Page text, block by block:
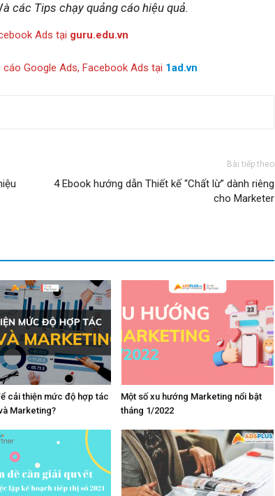
à các Tips chạy quảng cáo hiệu quả.
Ads tại guru.edu.vn
Google Ads, Facebook Ads tại 1ad.vn
Bài tiếp theo
4 Ebook hướng dẫn Thiết kế “Chất lừ” dành riêng
cho Marketer
cải thiện mức độ hợp tác
Marketing?
Một số xu hướng Marketing nổi bật
tháng 1/2022